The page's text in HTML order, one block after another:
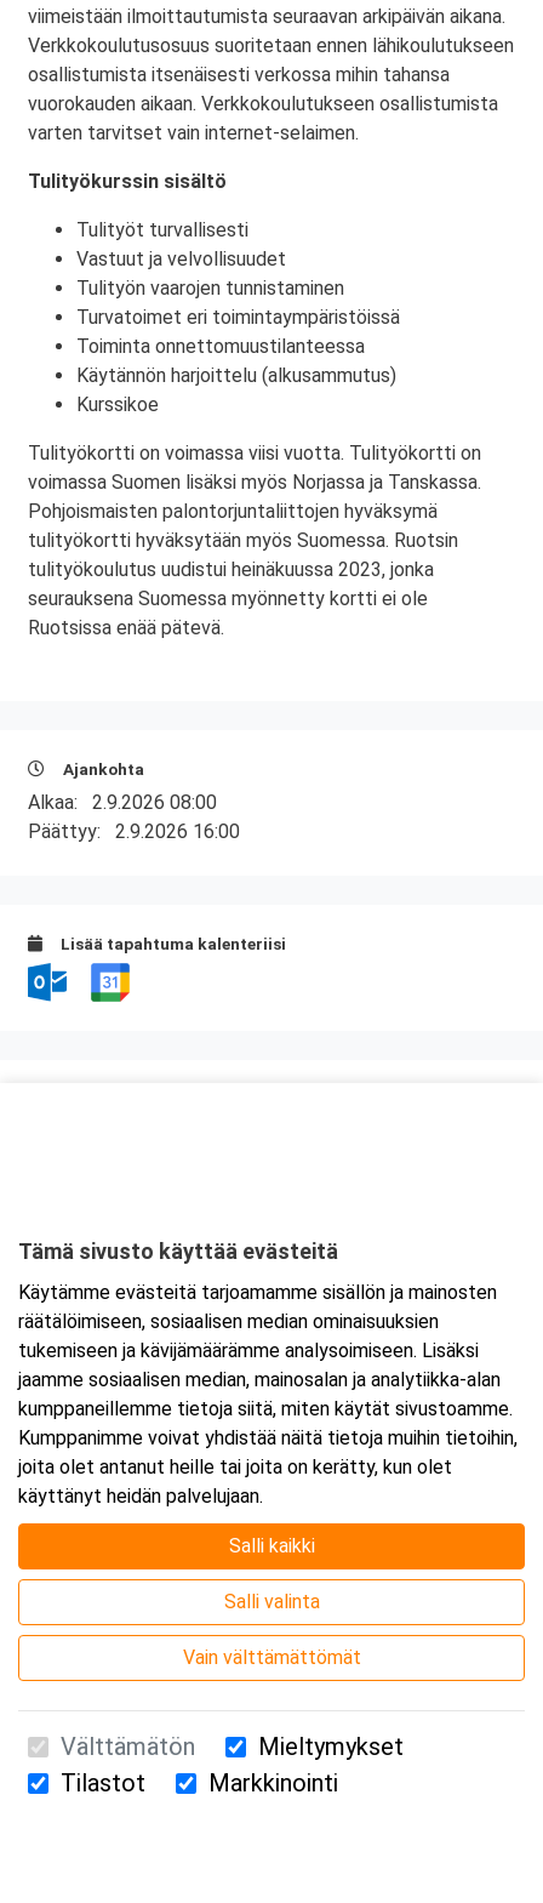
viimeistään ilmoittautumista seuraavan arkipäivän aikana.
Verkkokoulutusosuus suoritetaan ennen lähikoulutukseen
osallistumista itsenäisesti verkossa mihin tahansa
vuorokauden aikaan. Verkkokoulutukseen osallistumista
varten tarvitset vain internet-selaimen.
Tulityökurssin sisältö
Tulityöt turvallisesti
Vastuut ja velvollisuudet
Tulityön vaarojen tunnistaminen
Turvatoimet eri toimintaympäristöissä
Toiminta onnettomuustilanteessa
Käytännön harjoittelu (alkusammutus)
Kurssikoe
Tulityökortti on voimassa viisi vuotta. Tulityökortti on
voimassa Suomen lisäksi myös Norjassa ja Tanskassa.
Pohjoismaisten palontorjuntaliittojen hyväksymä
tulityökortti hyväksytään myös Suomessa. Ruotsin
tulityökoulutus uudistui heinäkuussa 2023, jonka
seurauksena Suomessa myönnetty kortti ei ole
Ruotsissa enää pätevä.
Ajankohta
Alkaa: 2.9.2026 08:00
Päättyy: 2.9.2026 16:00
Lisää tapahtuma kalenteriisi
Tarkempi kartta ja ajo-ohjeet
Suomen Ensiapukoulutus Oy / Valimotie 21 / 00380 Helsinki
Tämä sivusto käyttää evästeitä
Käytämme evästeitä tarjoamamme sisällön ja mainosten
räätälöimiseen, sosiaalisen median ominaisuuksien
tukemiseen ja kävijämäärämme analysoimiseen. Lisäksi
jaamme sosiaalisen median, mainosalan ja analytiikka-alan
kumppaneillemme tietoja siitä, miten käytät sivustoamme.
Kumppanimme voivat yhdistää näitä tietoja muihin tietoihin,
joita olet antanut heille tai joita on kerätty, kun olet
käyttänyt heidän palvelujaan.
Salli kaikki
Salli valinta
Vain välttämättömät
Välttämätön
Mieltymykset
Tilastot
Markkinointi